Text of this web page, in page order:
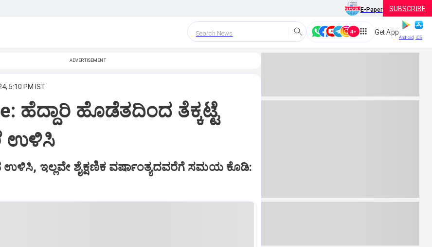
E-Paper SUBSCRIBE
Search News Get App
Android iOS
ADVERTISEMENT
5:10 PM IST
ಹೆದ್ದಾರಿ ಹೊಡೆತದಿಂದ ತೆಕ್ಕಟ್ಟೆ
ಉಳಿಸಿ
ಉಳಿಸಿ, ಇಲ್ಲವೇ ಶೈಕ್ಷಣಿಕ ವರ್ಷಾಂತ್ಯದವರೆಗೆ ಸಮಯ ಕೊಡಿ: